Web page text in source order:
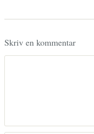
Skriv en kommentar